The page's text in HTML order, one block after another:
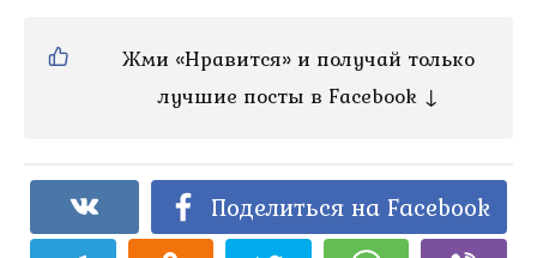
Жми «Нравится» и получай только
лучшие посты в Facebook ↓
Поделиться на Facebook